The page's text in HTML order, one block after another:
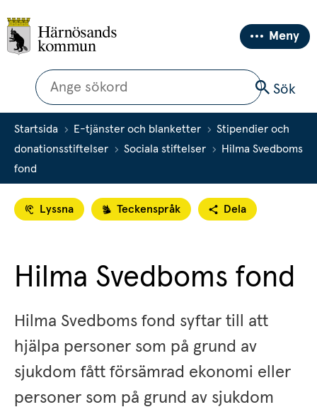
Meny
Sök
Sök
Startsida E-tjänster och blanketter
Stipendier och
donationsstiftelser
Sociala stiftelser
Hilma Svedboms
fond
Lyssna Teckenspråk Dela
Hilma Svedboms fond
Hilma Svedboms fond syftar till att
hjälpa personer som på grund av
sjukdom fått försämrad ekonomi eller
personer som på grund av sjukdom